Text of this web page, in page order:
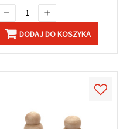
DODAJ DO KOSZYKA